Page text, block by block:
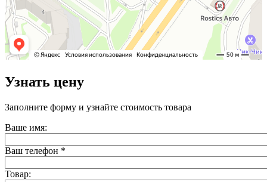
Узнать цену
Заполните форму и узнайте стоимость товара
Ваше имя:
Ваш телефон *
Товар: